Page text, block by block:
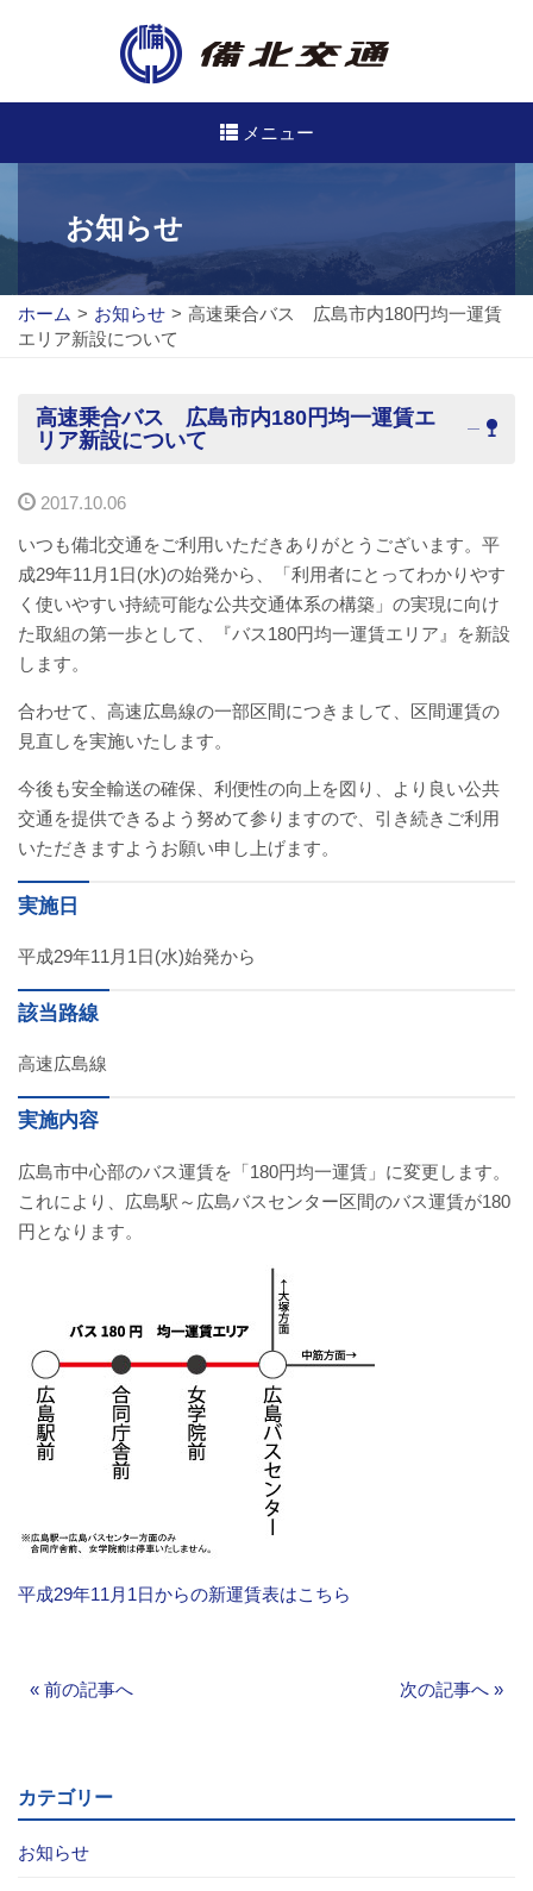
メニュー
高速バス
路線バス
定期券について
バスのご利用方法
バスパックについて
貸切バス・旅行業
まごころツアー
三次市交通観光センター
企業情報
会社概要
企業情報
お問い合わせ
採用情報
お知らせ
ホーム > お知らせ > 高速乗合バス 広島市内180円均一運賃
エリア新設について
高速乗合バス 広島市内180円均一運賃エ
リア新設について
2017.10.06
いつも備北交通をご利用いただきありがとうございます。平
成29年11月1日(水)の始発から、「利用者にとってわかりやす
く使いやすい持続可能な公共交通体系の構築」の実現に向け
た取組の第一歩として、『バス180円均一運賃エリア』を新設
します。
合わせて、高速広島線の一部区間につきまして、区間運賃の
見直しを実施いたします。
今後も安全輸送の確保、利便性の向上を図り、より良い公共
交通を提供できるよう努めて参りますので、引き続きご利用
いただきますようお願い申し上げます。
実施日
平成29年11月1日(水)始発から
該当路線
高速広島線
実施内容
広島市中心部のバス運賃を「180円均一運賃」に変更します。
これにより、広島駅～広島バスセンター区間のバス運賃が180
円となります。
平成29年11月1日からの新運賃表はこちら
« 前の記事へ 次の記事へ »
カテゴリー
お知らせ